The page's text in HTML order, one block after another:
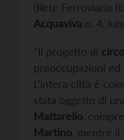
(Rete Ferroviaria
Acquaviva n. 4,
“Il progetto di
preoccupazioni
L’intera città è
stata oggetto di
Mattarello ,
Martino , mentre